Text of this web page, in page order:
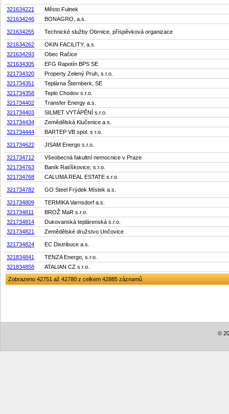
321634221
Město Fulnek
321634246
BONAGRO, a.s.
321634255 Technické služby Obrnice, příspěvková organizace
321634262
OKIN FACILITY, a.s.
321634293
Obec Račice
321634305
EFG Rapotín BPS SE
321734320
Property Zelený Pruh, s.r.o.
321734351
Teplárna Šternberk, SE
321734358
Teplo Chodov s.r.o.
321734402
Transfer Energy a.s.
321734403
SILMET VYTÁPĚNÍ s.r.o.
321734434
Zemědělská Klučenice a.s.
321734444
BARTEP VB spol. s r.o.
321734622 JISAM Energo s.r.o.
321734712
Všeobecná fakultní nemocnice v Praze
321734763
Baník Ratíškovice, s.r.o.
321734768
CALUMA REAL ESTATE s.r.o.
321734782 GO Steel Frýdek Místek a.s.
321734809
TERMIKA Varnsdorf a.s.
321734811
BROŽ MaR s.r.o.
321734814
Dukovanská teplárenská s.r.o.
321734821
Zemědělské družstvo Unčovice
321734824 EC Distribuce a.s.
321834841
TENZA Energo, s.r.o.
321834858
ATALIAN CZ s.r.o.
Zobrazeno 42751 až 42780 z celkem 42885 záznamů
©